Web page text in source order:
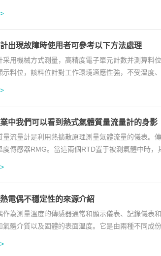
出現故障時使用者可參考以下方法處理
采用機械方式測量，高精度電子單元計數并測算料
示料位，該料位計對工作環境適應性強，不受溫度
中我們可以看到熱式氣體質量流量計的身影
量流量計是利用熱擴散原理測量氣體流量的儀表。
度傳感器RMG。當這兩個RTD置于被測氣體中時
電偶不穩定性的來源介紹
作為測量溫度的傳感器通常和顯示儀表、記錄儀
氣體介質以及固體的表面溫度。它是由兩種不同成